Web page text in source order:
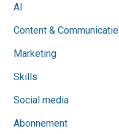
AI
Content & Communicatie
Marketing
Skills
Social media
Abonnement